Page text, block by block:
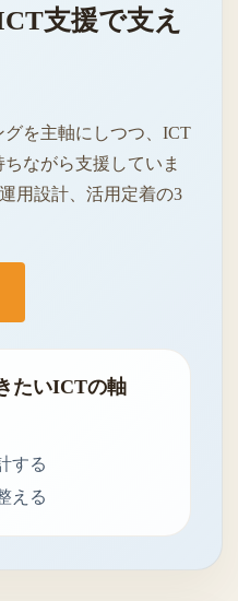
支援で支え
を主軸にしつつ、ICT
ながら支援していま
用設計、活用定着の3
たいICTの軸
する
える